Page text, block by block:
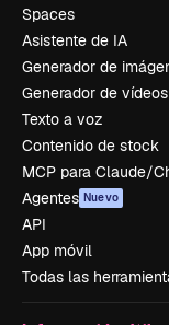
Spaces
Asistente de IA
Generador de
Generador de vídeos
Texto a voz
Contenido de stock
MCP para Claude/
Agentes Nuevo
API
App móvil
Todas las